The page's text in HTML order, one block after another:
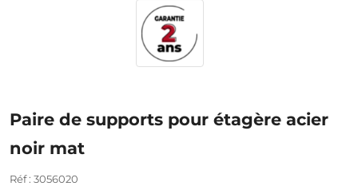
Paire de supports pour étagère acier
noir mat
Réf : 3056020